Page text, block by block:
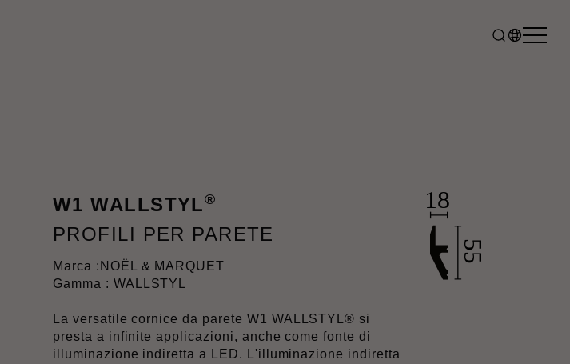
W1 WALLSTYL®
PROFILI PER PARETE
Marca : NOËL & MARQUET
Gamma : WALLSTYL
La versatile cornice da parete W1 WALLSTYL® si
presta a infinite applicazioni, anche come fonte di
illuminazione indiretta a LED. L'illuminazione indiretta